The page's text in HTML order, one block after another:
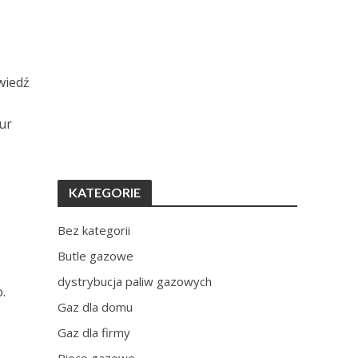
KATEGORIE
Bez kategorii
Butle gazowe
dystrybucja paliw gazowych
Gaz dla domu
Gaz dla firmy